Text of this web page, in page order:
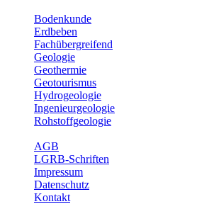
Bodenkunde
Erdbeben
Fachübergreifend
Geologie
Geothermie
Geotourismus
Hydrogeologie
Ingenieurgeologie
Rohstoffgeologie
AGB
LGRB-Schriften
Impressum
Datenschutz
Kontakt